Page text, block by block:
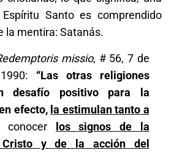
Santo es comprendido
la mentira: Satanás.
missio, # 56, 7 de
“Las otras religiones
desafío positivo para la
efecto, la estimulan tanto a
los signos de la
Cristo y de la acción del